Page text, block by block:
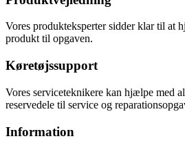
Vores produkteksperter sidder klar til at
produkt til opgaven.
Køretøjssupport
Vores serviceteknikere kan hjælpe med
reservedele til service og
Information